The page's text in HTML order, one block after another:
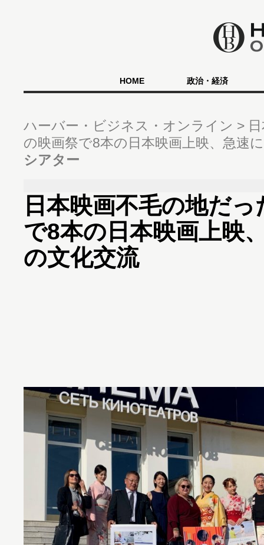
HOME 政治・経済
ハーバー・ビジネス・オンライン
の映画祭で8本の日本映画上映、急速
シアター
日本映画不毛の地だ
で8本の日本映画上映
の文化交流